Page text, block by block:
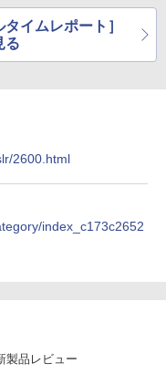
イムレポート］
る
2600.html
index_c173c2652
製品レビュー